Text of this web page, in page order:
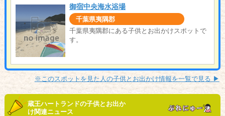
御宿中央海水浴場
千葉県夷隅郡
千葉県夷隅郡にある子供とお出かけスポットで
す。
※このスポットを見た人の子供とお出かけ情報を一覧で見る ▶︎
蔵王ハートランドの子供とお出か
け関連ニュース